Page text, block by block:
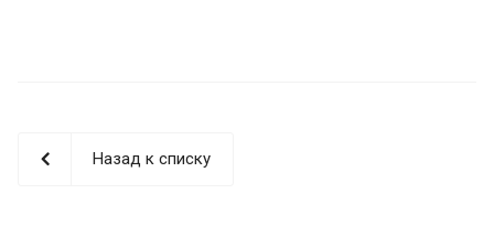
Назад к списку